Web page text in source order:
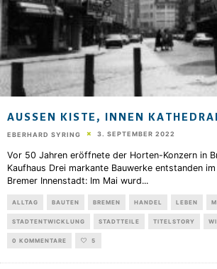
AUSSEN KISTE, INNEN
EBERHARD SYRING 3. SEPTEMBER 2022
Vor 50 Jahren eröffnete der Horten-Konzern in
Kaufhaus Drei markante Bauwerke entstanden
Bremer Innenstadt: Im Mai wurd...
ALLTAG BAUTEN BREMEN HANDEL LEBEN
STADTENTWICKLUNG STADTTEILE TITELSTORY
0 KOMMENTARE 5